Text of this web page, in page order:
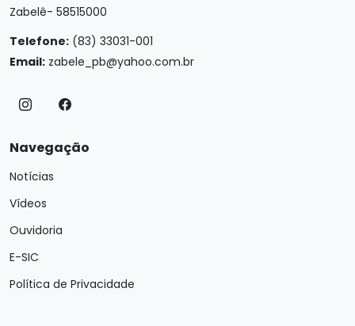
Zabelê- 58515000
Telefone: (83) 33031-001
Email: zabele_pb@yahoo.com.br
Navegação
Notícias
Vídeos
Ouvidoria
E-SIC
Política de Privacidade